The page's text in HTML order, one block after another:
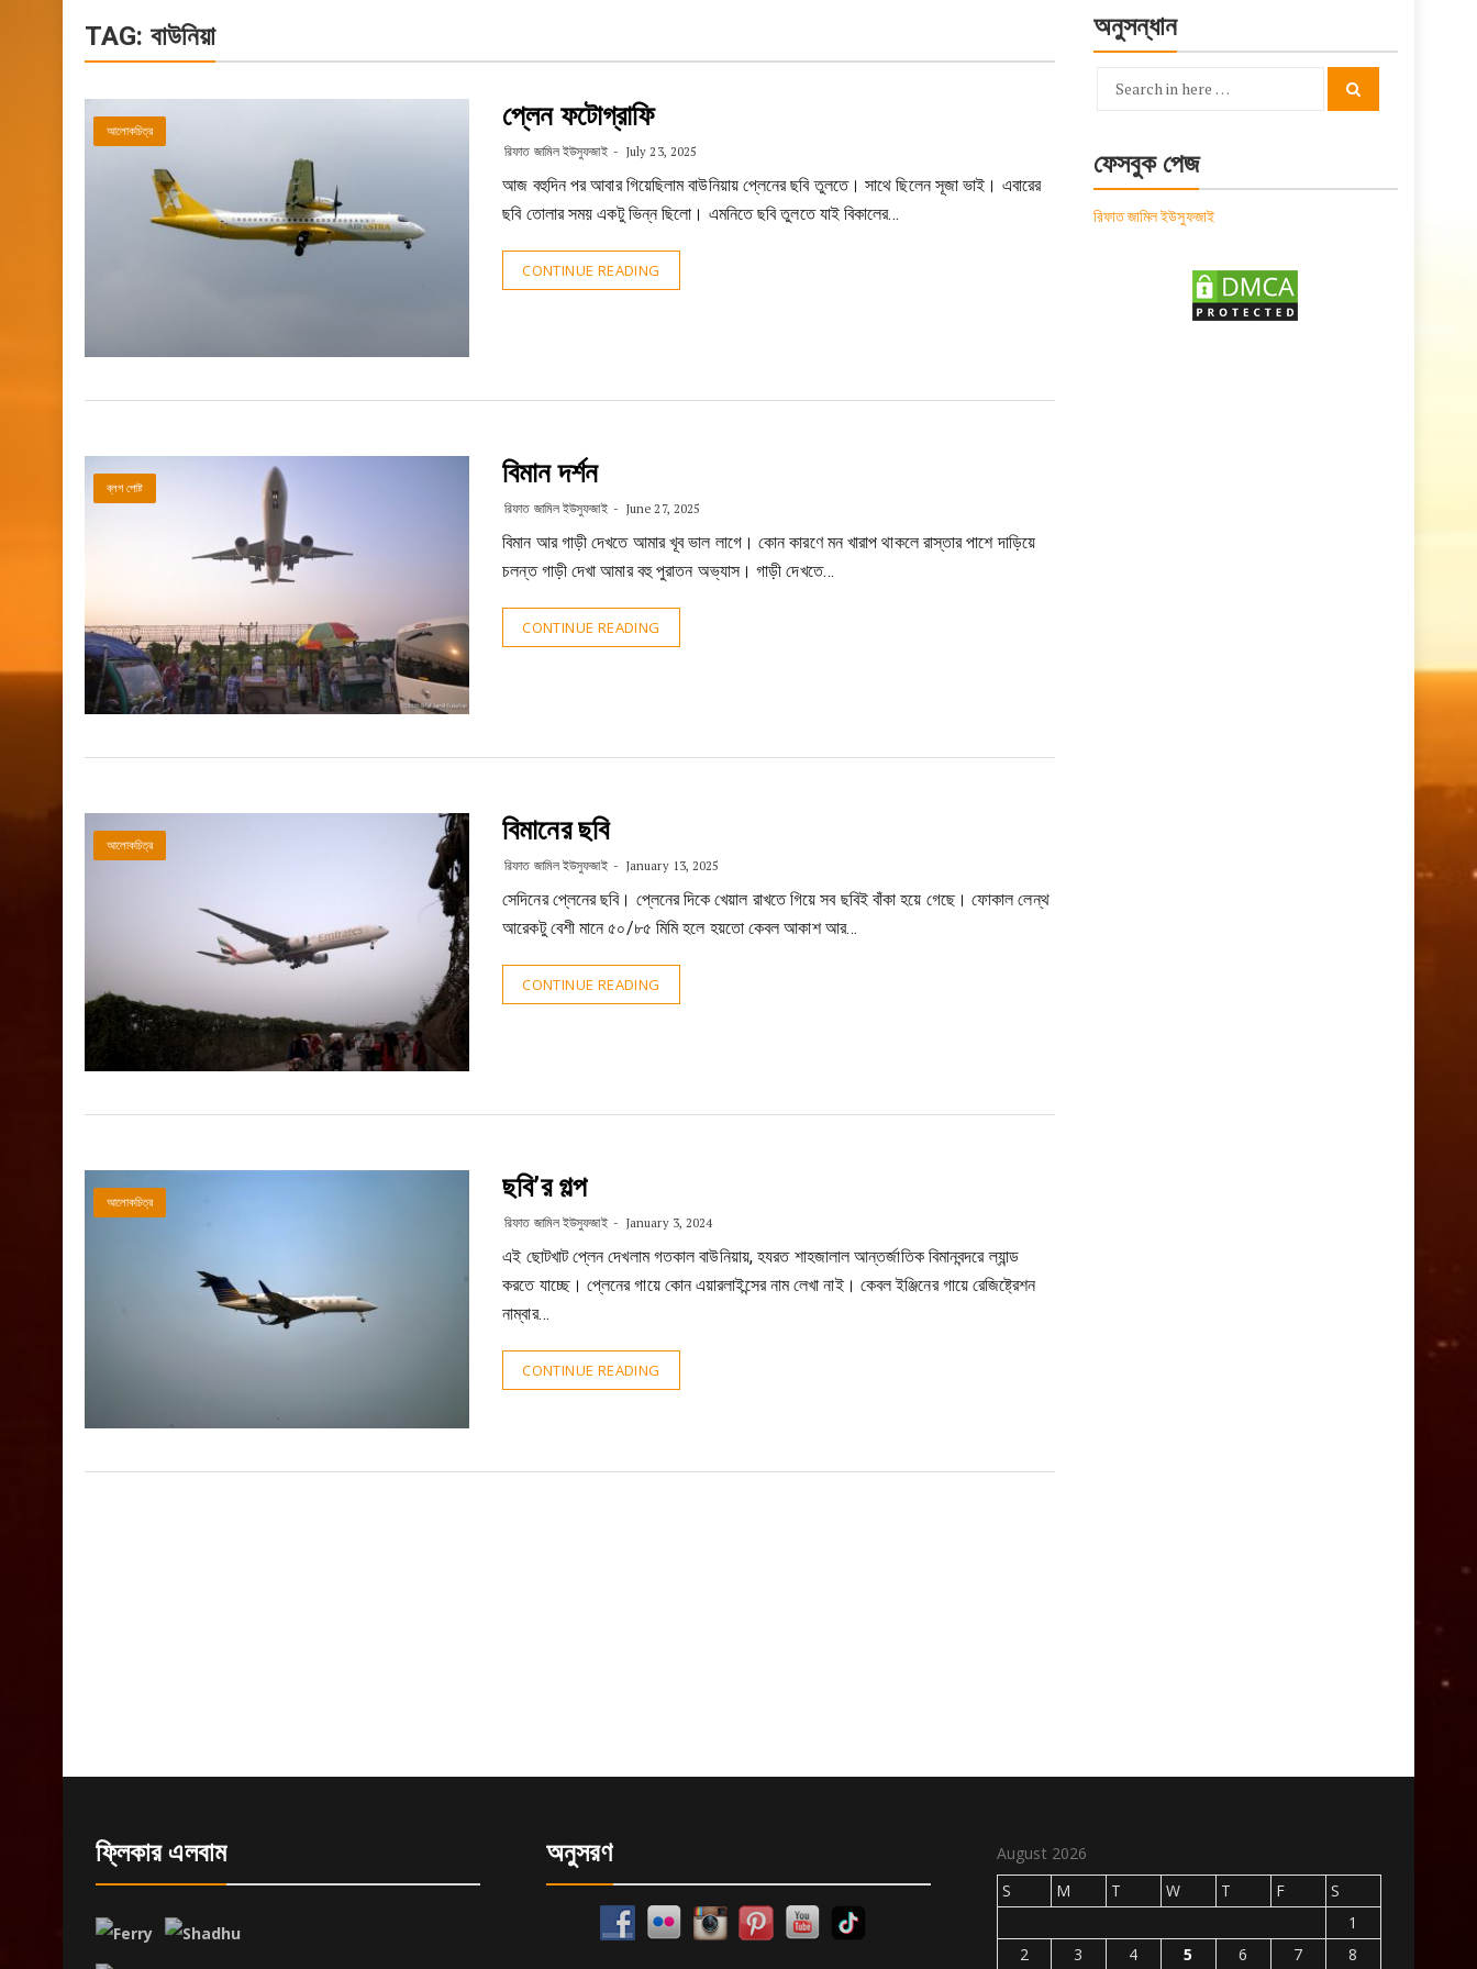
TAG: বাউনিয়া
আলোকচিত্র প্লেন ফটোগ্রাফি
রিফাত জামিল ইউসুফজাই July 23, 2025
আজ বহুদিন পর আবার গিয়েছিলাম বাউনিয়ায় প্লেনের ছবি তুলতে। সাথে ছিলেন সূজা ভাই। এবারের
ছবি তোলার সময় একটু ভিন্ন ছিলো। এমনিতে ছবি তুলতে যাই বিকালের…
CONTINUE READING
ব্লগ পোষ্ট বিমান দর্শন
রিফাত জামিল ইউসুফজাই June 27, 2025
বিমান আর গাড়ী দেখতে আমার খূব ভাল লাগে। কোন কারণে মন খারাপ থাকলে রাস্তার পাশে দাড়িয়ে
চলন্ত গাড়ী দেখা আমার বহু পুরাতন অভ্যাস। গাড়ী দেখতে…
CONTINUE READING
আলোকচিত্র বিমানের ছবি
রিফাত জামিল ইউসুফজাই January 13, 2025
সেদিনের প্লেনের ছবি। প্লেনের দিকে খেয়াল রাখতে গিয়ে সব ছবিই বাঁকা হয়ে গেছে। ফোকাল লেন্থ
আরেকটু বেশী মানে ৫০/৮৫ মিমি হলে হয়তো কেবল আকাশ আর…
CONTINUE READING
আলোকচিত্র ছবি’র গল্প
রিফাত জামিল ইউসুফজাই January 3, 2024
এই ছোটখাট প্লেন দেখলাম গতকাল বাউনিয়ায়, হযরত শাহজালাল আন্তর্জাতিক বিমানবন্দরে ল্যান্ড
করতে যাচ্ছে। প্লেনের গায়ে কোন এয়ারলাইন্সের নাম লেখা নাই। কেবল ইঞ্জিনের গায়ে রেজিষ্ট্রেশন
নাম্বার…
CONTINUE READING
অনুসন্ধান
Search
ফেসবুক পেজ
রিফাত জামিল ইউসুফজাই
ফ্লিকার এলবাম অনুসরণ
August 2026
S
M T W T F
S
1
2
3 4 5 6 7 8